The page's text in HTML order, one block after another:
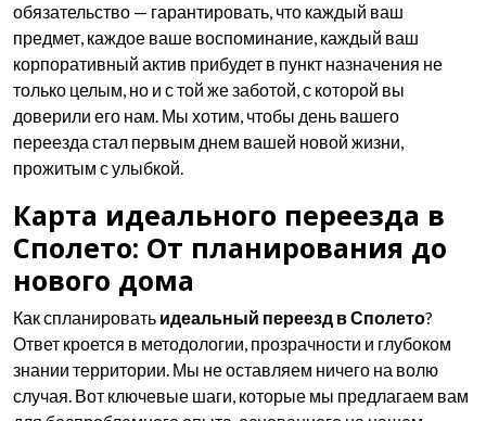
обязательство — гарантировать, что каждый ваш
предмет, каждое ваше воспоминание, каждый ваш
корпоративный актив прибудет в пункт назначения не
только целым, но и с той же заботой, с которой вы
доверили его нам. Мы хотим, чтобы день вашего
переезда стал первым днем вашей новой жизни,
прожитым с улыбкой.
Карта идеального переезда в
Сполето: От планирования до
нового дома
Как спланировать идеальный переезд в Сполето?
Ответ кроется в методологии, прозрачности и глубоком
знании территории. Мы не оставляем ничего на волю
случая. Вот ключевые шаги, которые мы предлагаем вам